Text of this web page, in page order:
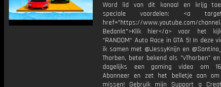
Word lid van dit kanaal en krijg
speciale voordelen: <a
href="https://www.youtube.com/channel/
Bedankt">Klik hier</a> voor het
*RANDOM* Auto Race in GTA 5! In deze
ik samen met @JessyKnijn en
Thorben, beter bekend als "vThorben"
dagelijks een gaming video om
Abonneer en zet het belletje aan
missen! Gebruik mijn Support a